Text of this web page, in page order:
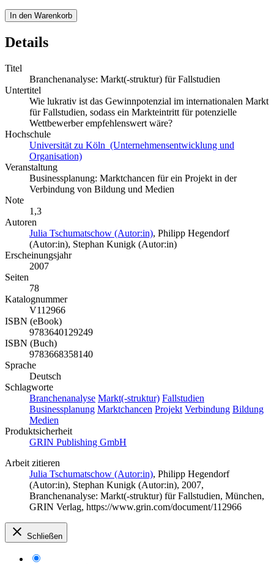
In den Warenkorb
Details
Titel
Branchenanalyse: Markt(-struktur) für Fallstudien
Untertitel
Wie lukrativ ist das Gewinnpotenzial im internationalen Markt
für Fallstudien, sodass ein Markteintritt für potenzielle
Wettbewerber empfehlenswert wäre?
Hochschule
Universität zu Köln (Unternehmensentwicklung und
Organisation)
Veranstaltung
Businessplanung: Marktchancen für ein Projekt in der
Verbindung von Bildung und Medien
Note
1,3
Autoren
Julia Tschumatschow (Autor:in), Philipp Hegendorf
(Autor:in), Stephan Kunigk (Autor:in)
Erscheinungsjahr
2007
Seiten
78
Katalognummer
V112966
ISBN (eBook)
9783640129249
ISBN (Buch)
9783668358140
Sprache
Deutsch
Schlagworte
Branchenanalyse Markt(-struktur) Fallstudien
Businessplanung Marktchancen Projekt Verbindung Bildung
Medien
Produktsicherheit
GRIN Publishing GmbH
Arbeit zitieren
Julia Tschumatschow (Autor:in), Philipp Hegendorf
(Autor:in), Stephan Kunigk (Autor:in), 2007,
Branchenanalyse: Markt(-struktur) für Fallstudien, München,
GRIN Verlag, https://www.grin.com/document/112966
Schließen